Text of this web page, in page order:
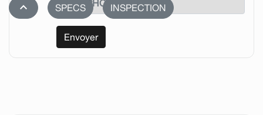
Envoyer
stat_1 SPECS INSPECTION